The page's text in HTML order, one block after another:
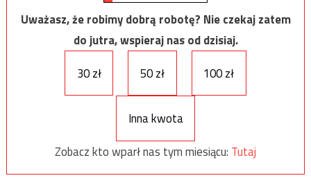
Uważasz, że robimy dobrą robotę? Nie czekaj zatem
do jutra, wspieraj nas od dzisiaj.
30 zł
50 zł 100 zł
Inna kwota
Zobacz kto wparł nas tym miesiącu: Tutaj